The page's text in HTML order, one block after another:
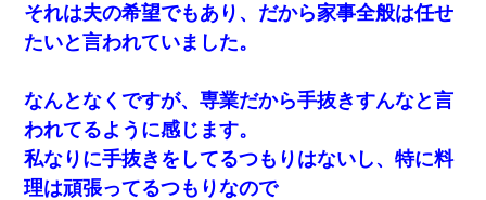
それは夫の希望でもあり、だから家事全般は任せ
たいと言われていました。
なんとなくですが、専業だから手抜きすんなと言
われてるように感じます。
私なりに手抜きをしてるつもりはないし、特に料
理は頑張ってるつもりなので